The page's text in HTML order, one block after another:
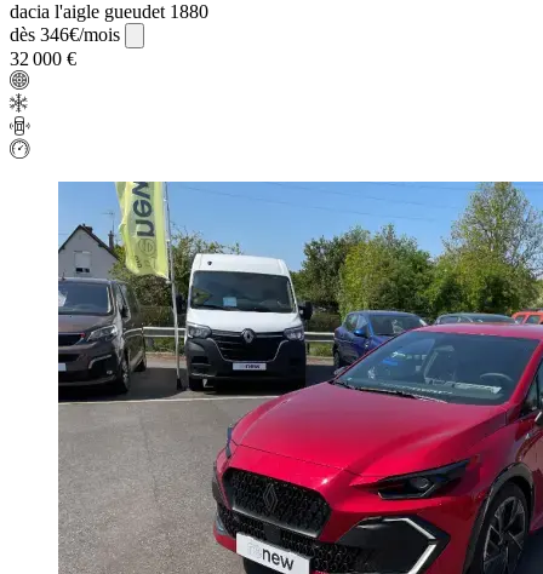
dacia l'aigle gueudet 1880
dès 346€/mois
32 000 €